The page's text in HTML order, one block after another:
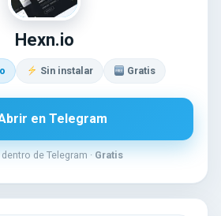
Hexn.io
Sin instalar Gratis
en Telegram
de Telegram · Gratis